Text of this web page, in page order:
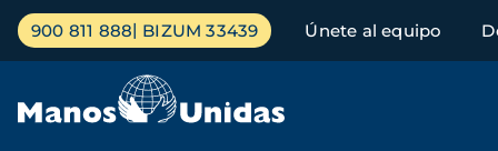
Pasar
contenido
Menú
principal
900 811 888 BIZUM 33439 Únete al equipo